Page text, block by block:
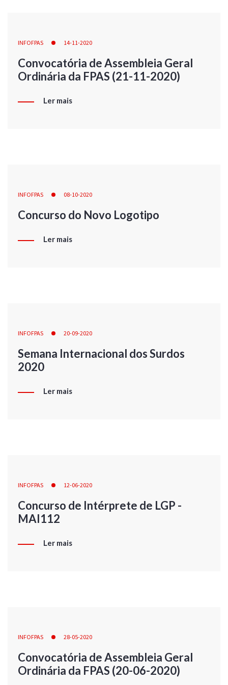
INFOFPAS 14-11-2020
Convocatória de Assembleia Geral
Ordinária da FPAS (21-11-2020)
Ler mais
INFOFPAS 08-10-2020
Concurso do Novo Logotipo
Ler mais
INFOFPAS 20-09-2020
Semana Internacional dos Surdos
2020
Ler mais
INFOFPAS 12-06-2020
Concurso de Intérprete de LGP -
MAI112
Ler mais
INFOFPAS 28-05-2020
Convocatória de Assembleia Geral
Ordinária da FPAS (20-06-2020)